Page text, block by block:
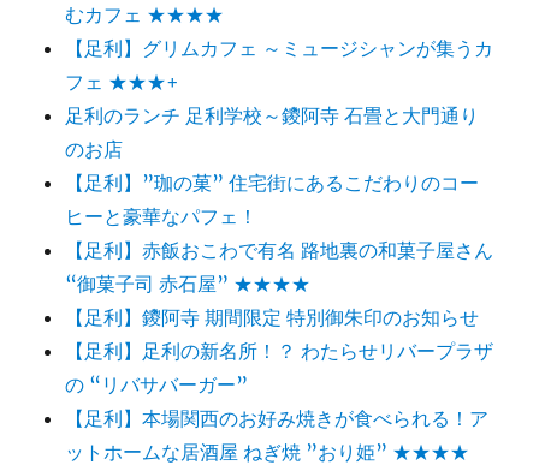
むカフェ ★★★★
【足利】グリムカフェ ～ミュージシャンが集うカ
フェ ★★★+
足利のランチ 足利学校～鑁阿寺 石畳と大門通り
のお店
【足利】”珈の菓” 住宅街にあるこだわりのコー
ヒーと豪華なパフェ！
【足利】赤飯おこわで有名 路地裏の和菓子屋さん
“御菓子司 赤石屋” ★★★★
【足利】鑁阿寺 期間限定 特別御朱印のお知らせ
【足利】足利の新名所！？ わたらせリバープラザ
の “リバサバーガー”
【足利】本場関西のお好み焼きが食べられる！ア
ットホームな居酒屋 ねぎ焼 ”おり姫” ★★★★